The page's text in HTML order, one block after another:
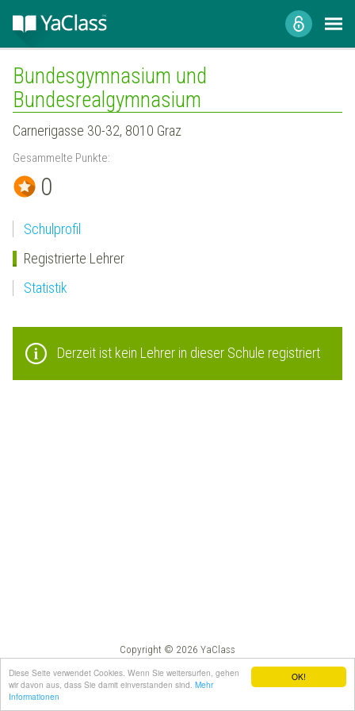
OK!
Diese Seite verwendet Cookies. Wenn Sie weitersurfen, gehen
wir davon aus, dass Sie damit einverstanden sind. Mehr
Informationen
Bundesgymnasium und
Bundesrealgymnasium
Carnerigasse 30-32, 8010 Graz
Gesammelte Punkte:
0
Schulprofil
Registrierte Lehrer
Statistik
Derzeit ist kein Lehrer in dieser Schule registriert
Copyright © 2026 YaClass
Impressum
AGB